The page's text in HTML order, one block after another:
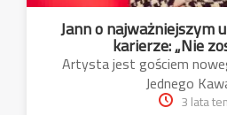
Jann o najważniejszym
karierze: „Nie
Artysta jest gościem
Jednego
3 lata